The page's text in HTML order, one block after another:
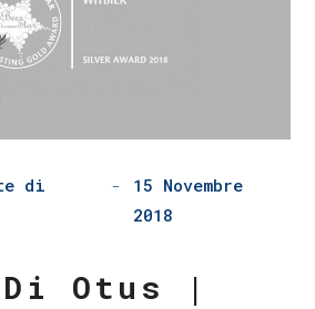
di
15 Novembre
2018
Otus |